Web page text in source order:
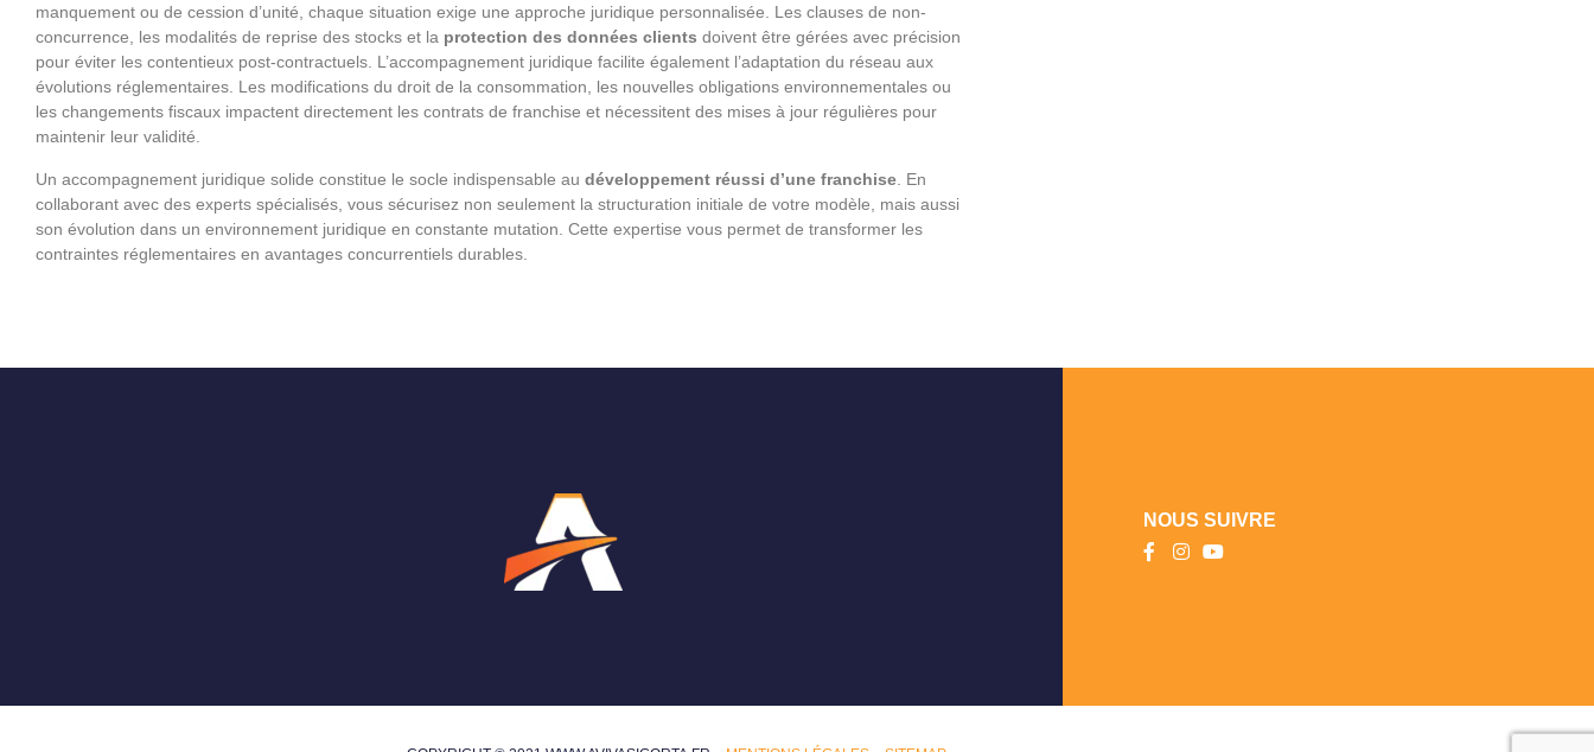
manquement ou de cession d’unité, chaque situation exige une approche juridique personnalisée. Les clauses de non-
concurrence, les modalités de reprise des stocks et la protection des données clients doivent être gérées avec précision
pour éviter les contentieux post-contractuels. L’accompagnement juridique facilite également l’adaptation du réseau aux
évolutions réglementaires. Les modifications du droit de la consommation, les nouvelles obligations environnementales ou
les changements fiscaux impactent directement les contrats de franchise et nécessitent des mises à jour régulières pour
maintenir leur validité.
Un accompagnement juridique solide constitue le socle indispensable au développement réussi d’une franchise . En
collaborant avec des experts spécialisés, vous sécurisez non seulement la structuration initiale de votre modèle, mais aussi
son évolution dans un environnement juridique en constante mutation. Cette expertise vous permet de transformer les
contraintes réglementaires en avantages concurrentiels durables.
NOUS SUIVRE